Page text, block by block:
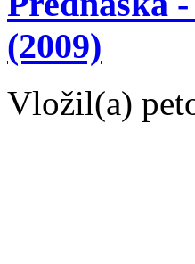
(2009)
Vložil(a)